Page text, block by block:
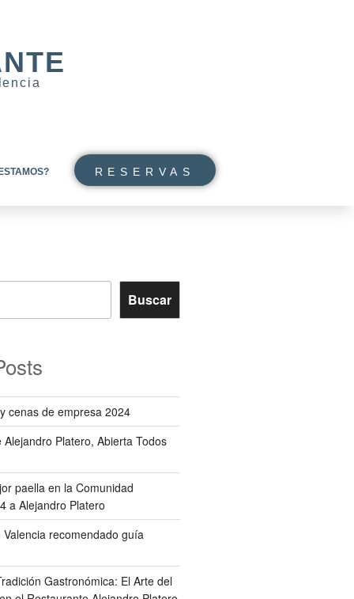
RESERVAS
Buscar
cenas de empresa 2024
Platero, Abierta Todos
paella en la Comunidad
a Alejandro Platero
recomendado guía
Gastronómica: El Arte del